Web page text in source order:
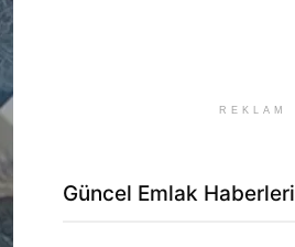
REKLAM
Güncel Emlak Haberleri